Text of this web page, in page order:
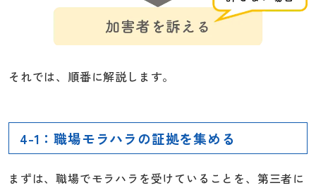
それでは、順番に解説します。
4-1：職場モラハラの証拠を集める
まずは、職場でモラハラを受けていることを、第三者に